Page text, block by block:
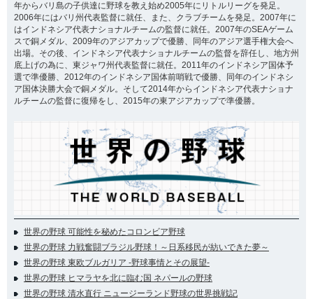
年からバリ島の子供達に野球を教え始め2005年にリトルリーグを発足。
2006年にはバリ州代表監督に就任、また、クラブチームを発足。2007年に
はインドネシア代表ナショナルチームの監督に就任。2007年のSEAゲーム
スで銅メダル、2009年のアジアカップで優勝、同年のアジア選手権大会へ
出場。その後、インドネシア代表ナショナルチームの監督を辞任し、地方州
底上げの為に、東ジャワ州代表監督に就任。2011年のインドネシア国体予
選で準優勝、2012年のインドネシア国体前哨戦で優勝、同年のインドネシ
ア国体決勝大会で銅メダル。そして2014年からインドネシア代表ナショナ
ルチームの監督に復帰をし、2015年の東アジアカップで準優勝。
世界の野球 可能性を秘めたコロンビア野球
世界の野球 力戦奮闘ブラジル野球！～日系移民が紡いできた夢～
世界の野球 東欧ブルガリア -野球事情とその展望-
世界の野球 ヒマラヤを北に臨む国 ネパールの野球
世界の野球 清水直行 ニュージーランド野球の世界挑戦記